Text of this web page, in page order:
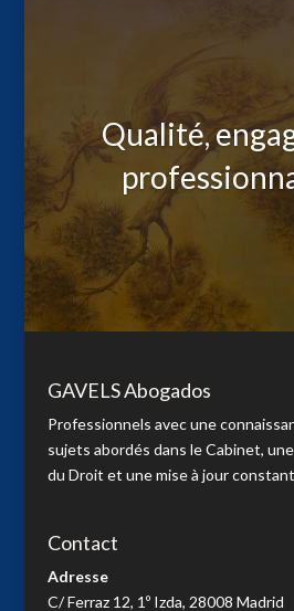
Qualité,
GAVELS Abogados
Professionnels avec une
sujets abordés dans le Cabinet,
du Droit et une mise à jour
Contact
Adresse
C/ Ferraz 12, 1º Izda, 28008 Madrid